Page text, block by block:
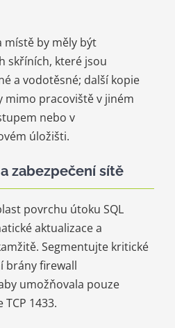
místě by měly být
skříních, které jsou
a vodotěsné; další kopie
mimo pracoviště v jiném
nebo v
úložišti.
zabezpečení sítě
povrchu útoku SQL
aktualizace a
Segmentujte kritické
brány firewall
umožňovala pouze
1433.